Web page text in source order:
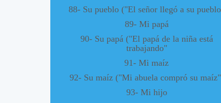
88- Su pueblo ("El señor llegó a su
89- Mi papá
90- Su papá ("El papá de la niña está
trabajando"
91- Mi maíz
92- Su maíz ("Mi abuela compró su
93- Mi hijo